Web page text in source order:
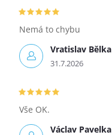
Vratislav Bělka
31.7.2026
Nemá to chybu
Václav Pavelka
Vše OK.